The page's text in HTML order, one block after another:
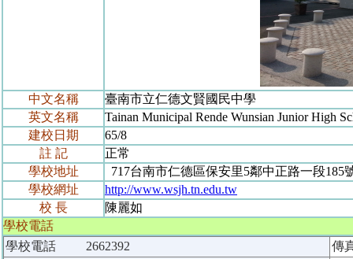
中文名稱
臺南市立仁德文賢國民中學
英文名稱
Tainan Municipal Rende Wunsian Junior High
建校日期
65/8
註 記
正常
學校地址
717台南市仁德區保安里5鄰中正路一段185
學校網址
http://www.wsjh.tn.edu.tw
校 長
陳麗如
學校電話
學校電話
2662392 傳